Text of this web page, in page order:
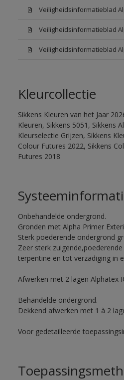
Veiligheidsinformatieblad
Veiligheidsinformatieblad
Veiligheidsinformatieblad
Kleurcollectie
Sikkens Kleuren van het Jaar
Kleuren, Sikkens 5051, Sikkens
Kleurselectie Grijzen, Sikkens
Colour Futures 2022, Sikkens
Futures 2018
Onbehandelde ondergrond.
Gronden met Alpha Primer
Sterk poederende ondergrond
Zeer sterk
terpentine en tot verzadiging in
Afwerken met 2 lagen Alphatex
Behandelde ondergrond.
Dekkend afwerken met 1 à 2
Voor gedetailleerde